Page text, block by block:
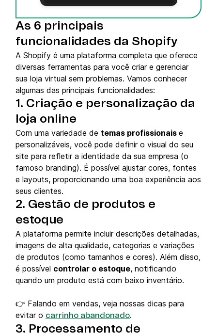
As 6 principais
funcionalidades da Shopify
A Shopify é uma plataforma completa que oferece
diversas ferramentas para você criar e gerenciar
sua loja virtual sem problemas. Vamos conhecer
algumas das principais funcionalidades:
1. Criação e personalização da
loja online
Com uma variedade de temas profissionais e
personalizáveis, você pode definir o visual do seu
site para refletir a identidade da sua empresa (o
famoso branding). É possível ajustar cores, fontes
e layouts, proporcionando uma boa experiência aos
seus clientes.
2. Gestão de produtos e
estoque
A plataforma permite incluir descrições detalhadas,
imagens de alta qualidade, categorias e variações
de produtos (como tamanhos e cores). Além disso,
é possível controlar o estoque, notificando
quando um produto está com baixo inventário.
👉 Falando em vendas, veja nossas dicas para
evitar o carrinho abandonado.
3. Processamento de